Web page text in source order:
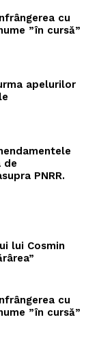
cu
”în cursă”
apelurilor
de
PNRR.
lui Cosmin
cu
”în cursă”